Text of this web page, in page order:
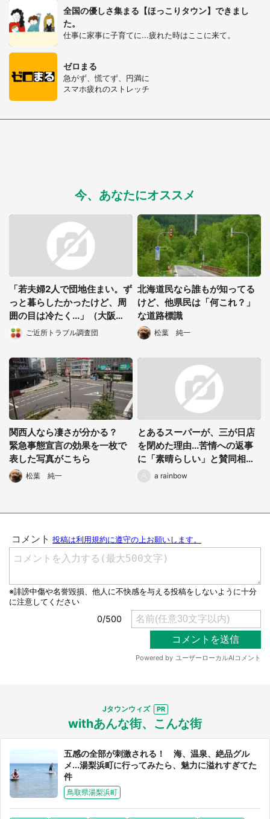
都道府選択
全国の優しさ集まる【ほっこりタウン】できまし
た。
仕事に家事に子育てに...疲れた時はここに来て。
ゼロまる
急がず、慌てず、円満に
スマホ疲れのストレッチ
今、あなたにオススメ
「若夫婦2人で団地住まい。ず
っと暮らしたかったけど、周
囲の目は冷たく...」（大阪
府・30代女性）
ご近所トラブル調査団
北海道民なら誰もが知ってる
けど、他県民は「何これ？」
な道路標識
松葉 純一
関西人なら凄さが分かる？
緊急事態宣言の効果を一枚で
表した写真がこちら
松葉 純一
とあるスーパーが、三が日店
を閉めた理由...苦情への返事
に「素晴らしい」と賛同相次
ぐ
a rainbow
Jタウンウィズ
withあんな街、こんな街
五感の全部が刺激される！ 海、温泉、絶品グル
メ...湯梨浜町に行ってみたら、魅力に溢れすぎてた
件
鳥取県湯梨浜町